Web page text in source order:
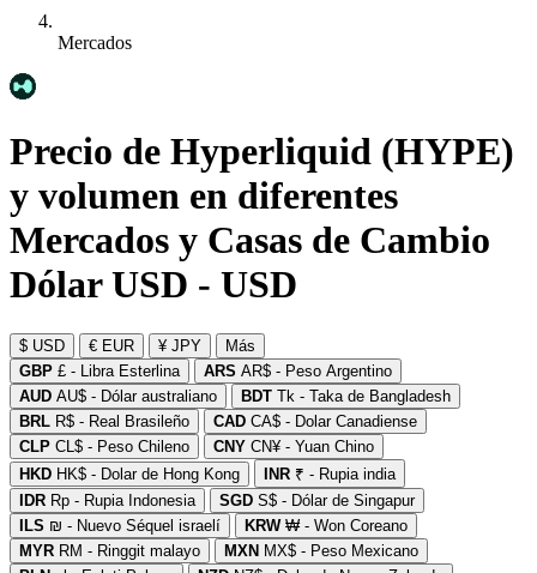
Mercados
Precio de Hyperliquid (HYPE)
y volumen en diferentes
Mercados y Casas de Cambio
Dólar USD - USD
$ USD € EUR ¥ JPY
Más
GBP £ - Libra Esterlina ARS AR$ - Peso Argentino
AUD AU$ - Dólar australiano BDT Tk - Taka de Bangladesh
BRL R$ - Real Brasileño CAD CA$ - Dolar Canadiense
CLP CL$ - Peso Chileno CNY CN¥ - Yuan Chino
HKD HK$ - Dolar de Hong Kong INR ₹ - Rupia india
IDR Rp - Rupia Indonesia SGD S$ - Dólar de Singapur
ILS ₪ - Nuevo Séquel israelí KRW₩ - Won Coreano
MYR RM - Ringgit malayo MXN MX$ - Peso Mexicano